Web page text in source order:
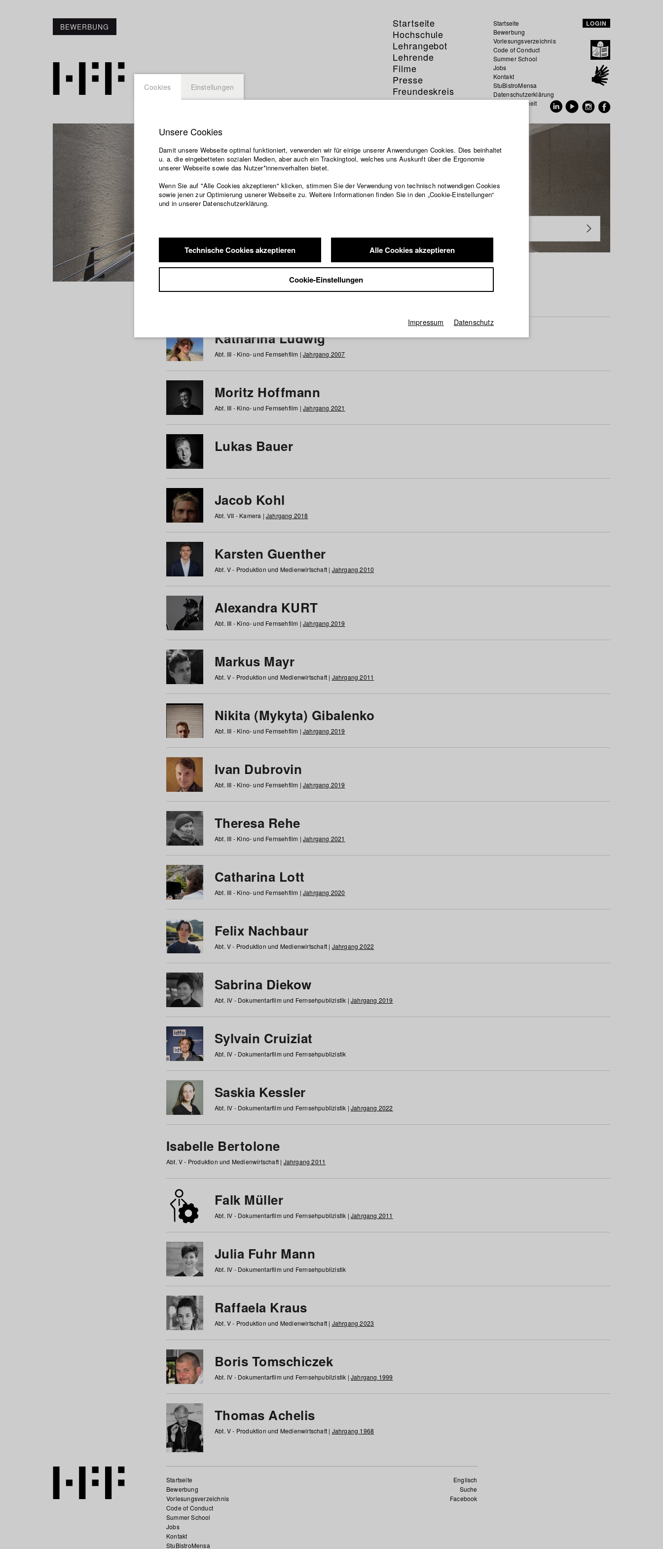
BEWERBUNG
Startseite
Hochschule
Lehrangebot
Lehrende
Filme
Presse
Freundeskreis
Service
Startseite
Bewerbung
Vorlesungsverzeichnis
Code of Conduct
Summer School
Jobs
Kontakt
StuBistroMensa
Datenschutzerklärung
Datensicherheit
LOGIN
Studierende / Alumni
a b c d e f g h i j k l m n o p q r s t u v w x y z Alle
Katharina Ludwig
Abt. III - Kino- und Fernsehfilm | Jahrgang 2007
Moritz Hoffmann
Abt. III - Kino- und Fernsehfilm | Jahrgang 2021
Lukas Bauer
Jacob Kohl
Abt. VII - Kamera | Jahrgang 2018
Karsten Guenther
Abt. V - Produktion und Medienwirtschaft | Jahrgang 2010
Alexandra KURT
Abt. III - Kino- und Fernsehfilm | Jahrgang 2019
Markus Mayr
Abt. V - Produktion und Medienwirtschaft | Jahrgang 2011
Nikita (Mykyta) Gibalenko
Abt. III - Kino- und Fernsehfilm | Jahrgang 2019
Ivan Dubrovin
Abt. III - Kino- und Fernsehfilm | Jahrgang 2019
Theresa Rehe
Abt. III - Kino- und Fernsehfilm | Jahrgang 2021
Catharina Lott
Abt. III - Kino- und Fernsehfilm | Jahrgang 2020
Felix Nachbaur
Abt. V - Produktion und Medienwirtschaft | Jahrgang 2022
Sabrina Diekow
Abt. IV - Dokumentarfilm und Fernsehpublizistik | Jahrgang 2019
Sylvain Cruiziat
Abt. IV - Dokumentarfilm und Fernsehpublizistik
Saskia Kessler
Abt. IV - Dokumentarfilm und Fernsehpublizistik | Jahrgang 2022
Isabelle Bertolone
Abt. V - Produktion und Medienwirtschaft | Jahrgang 2011
Falk Müller
Abt. IV - Dokumentarfilm und Fernsehpublizistik | Jahrgang 2011
Julia Fuhr Mann
Abt. IV - Dokumentarfilm und Fernsehpublizistik
Raffaela Kraus
Abt. V - Produktion und Medienwirtschaft | Jahrgang 2023
Boris Tomschiczek
Abt. IV - Dokumentarfilm und Fernsehpublizistik | Jahrgang 1999
Thomas Achelis
Abt. V - Produktion und Medienwirtschaft | Jahrgang 1968
Englisch
Suche
Facebook
Startseite
Bewerbung
Vorlesungsverzeichnis
Code of Conduct
Summer School
Jobs
Kontakt
StuBistroMensa
Cookies Einstellungen
Unsere Cookies
Damit unsere Webseite optimal funktioniert, verwenden wir für einige unserer Anwendungen Cookies. Dies beinhaltet
u. a. die eingebetteten sozialen Medien, aber auch ein Trackingtool, welches uns Auskunft über die Ergonomie
unserer Webseite sowie das Nutzer*innenverhalten bietet.
Wenn Sie auf "Alle Cookies akzeptieren" klicken, stimmen Sie der Verwendung von technisch notwendigen Cookies
sowie jenen zur Optimierung usnerer Webseite zu. Weitere Informationen finden Sie in den „Cookie-Einstellungen“
und in unserer Datenschutzerklärung.
Technische Cookies akzeptieren Alle Cookies akzeptieren
Cookie-Einstellungen
Impressum Datenschutz